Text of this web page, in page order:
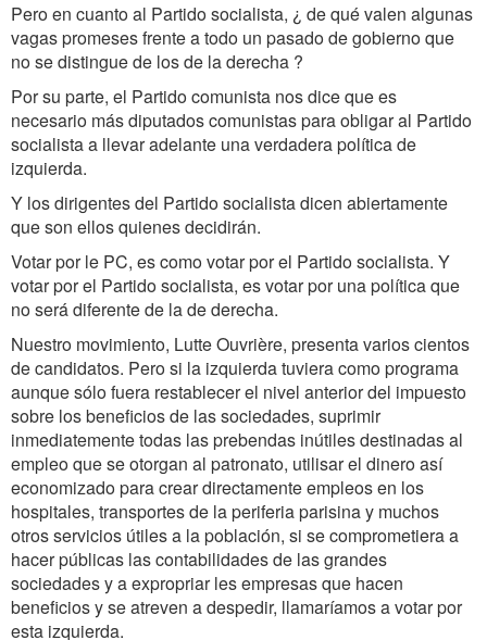
Pero en cuanto al Partido socialista, ¿ de qué valen algunas
vagas promeses frente a todo un pasado de gobierno que
no se distingue de los de la derecha ?
Por su parte, el Partido comunista nos dice que es
necesario más diputados comunistas para obligar al Partido
socialista a llevar adelante una verdadera política de
izquierda.
Y los dirigentes del Partido socialista dicen abiertamente
que son ellos quienes decidirán.
Votar por le PC, es como votar por el Partido socialista. Y
votar por el Partido socialista, es votar por una política que
no será diferente de la de derecha.
Nuestro movimiento, Lutte Ouvrière, presenta varios cientos
de candidatos. Pero si la izquierda tuviera como programa
aunque sólo fuera restablecer el nivel anterior del impuesto
sobre los beneficios de las sociedades, suprimir
inmediatemente todas las prebendas inútiles destinadas al
empleo que se otorgan al patronato, utilisar el dinero así
economizado para crear directamente empleos en los
hospitales, transportes de la periferia parisina y muchos
otros servicios útiles a la población, si se comprometiera a
hacer públicas las contabilidades de las grandes
sociedades y a expropriar les empresas que hacen
beneficios y se atreven a despedir, llamaríamos a votar por
esta izquierda.